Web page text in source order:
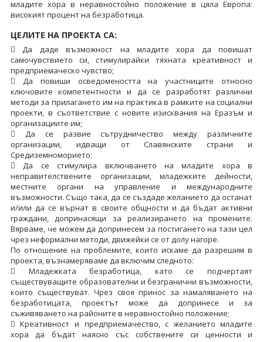
младите хора в неравностойно положение в цяла Европа:
високият процент на безработица.
ЦЕЛИТЕ НА ПРОЕКТА СА:
 Да даде възможност на младите хора да повишат
самочувствието си, стимулирайки тяхната креативност и
предприемаческо чувство;
 Да повиши осведомеността на участниците относно
ключовите компетентности и да се разработят различни
методи за прилагането им на практика в рамките на социални
проекти, в съответствие с новите изисквания на Еразъм и
организациите им;
 Да се развие сътрудничество между различните
организации, идващи от Славянските страни и
Средиземноморието;
 Да се стимулира включването на младите хора в
неправителствените организации, младежките дейности,
местните органи на управление и международните
възможности. Също така, да се създаде желанието да останат
и/или да се върнат в своите общности и да бъдат активни
граждани, допринасящи за реализирането на промените.
Вярваме, че можем да допринесем за постигането на тази цел
чрез неформални методи, движейки се от долу нагоре.
По отношение на проблемите, които искаме да разрешим в
проекта, възнамеряваме да включим следното:
 Младежката безработица, като се подчертаят
съществуващите образователни и безгранични възможности,
които съществуват. Чрез своя принос за намаляването на
безработицата, проектът може да допринесе и за
съживяването на районите в неравностойно положение;
 Креативност и предприемачество, с желанието младите
хора да бъдат наясно със собствените си ценности и